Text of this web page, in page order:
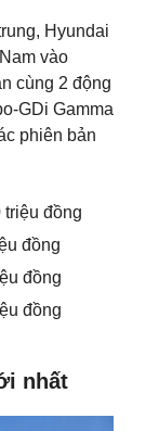
Hyundai
vào
cùng 2 động
GDi Gamma
phiên bản
triệu đồng
đồng
đồng
đồng
nhất